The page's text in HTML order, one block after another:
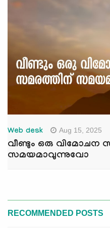
Web desk Aug 15, 2025
വീണ്ടും ഒരു വിമോചന
സമയമാവുന്നുവോ
RECOMMENDED POSTS